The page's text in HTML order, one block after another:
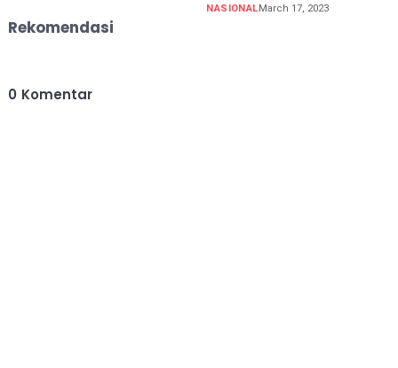
NASIONALMarch 17, 2023
Rekomendasi
0 Komentar